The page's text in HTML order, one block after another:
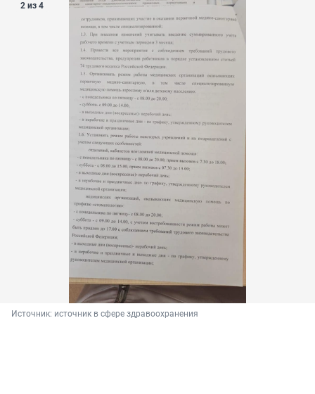
2 из 4
Источник: источник в сфере здравоохранения